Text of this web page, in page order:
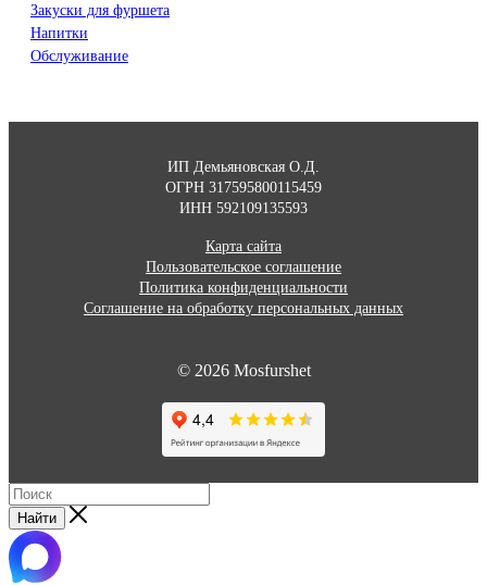
Закуски для фуршета
Напитки
Обслуживание
ИП Демьяновская О.Д.
ОГРН 317595800115459
ИНН 592109135593
Карта сайта
Пользовательское соглашение
Политика конфиденциальности
Соглашение на обработку персональных данных
© 2026 Mosfurshet
Найти